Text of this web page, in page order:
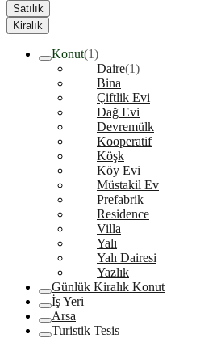
Satılık
Kiralık
Konut(1)
Daire(1)
Bina
Çiftlik Evi
Dağ Evi
Devremülk
Kooperatif
Köşk
Köy Evi
Müstakil Ev
Prefabrik
Residence
Villa
Yalı
Yalı Dairesi
Yazlık
Günlük Kiralık Konut
İş Yeri
Arsa
Turistik Tesis